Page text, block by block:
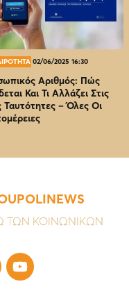
02/06/2025 16:30
Αριθμός: Πώς
Και Τι Αλλάζει Στις
Ταυτότητες – Όλες Οι
ΤΩΝ ΚΟΙΝΩΝΙΚΩΝ
